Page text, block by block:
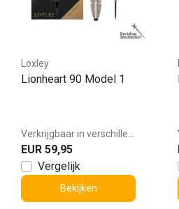
Loxley
Lionheart 90 Model 1
EUR 59,95
Vergelijk
Bekijken